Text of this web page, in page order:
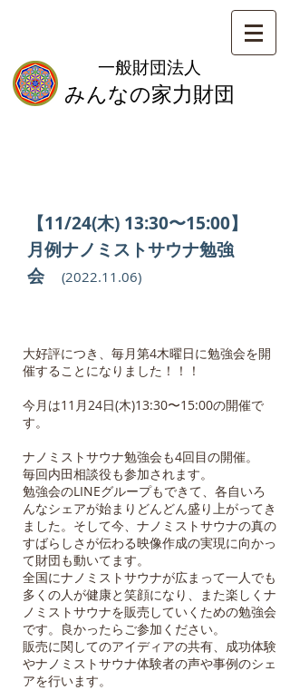
一般財団法人
みんなの家力財団
【11/24(木) 13:30〜15:00】
月例ナノミストサウナ勉強
会
(2022.11.06)
大好評につき、毎月第4木曜日に勉強会を開
催することになりました！！！
今月は11月24日(木)13:30〜15:00の開催で
す。
ナノミストサウナ勉強会も4回目の開催。
毎回内田相談役も参加されます。
勉強会のLINEグループもできて、各自いろ
んなシェアが始まりどんどん盛り上がってき
ました。そして今、ナノミストサウナの真の
すばらしさが伝わる映像作成の実現に向かっ
て財団も動いてます。
全国にナノミストサウナが広まって一人でも
多くの人が健康と笑顔になり、また楽しくナ
ノミストサウナを販売していくための勉強会
です。良かったらご参加ください。
販売に関してのアイディアの共有、成功体験
やナノミストサウナ体験者の声や事例のシェ
アを行います。